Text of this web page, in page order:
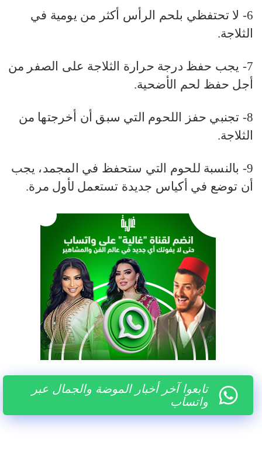
6- لا تحتفظي بلحم الرأس أكثر من يومية في
الثلاجة.
7- يجب حفظ درجة حرارة الثلاجة على الصفر من
أجل حفظ لحم الأضحية.
8- تجنبي حفز اللحوم التي سبق أن أخرجتها من
الثلاجة.
9- بالنسبة للحوم التي ستحفظ في المجمد، يجب
أن توضع في أكياس جديدة تستعمل لأول مرة.
تابعوا آخر أخبار الموضة والجمال عبر
واتساب